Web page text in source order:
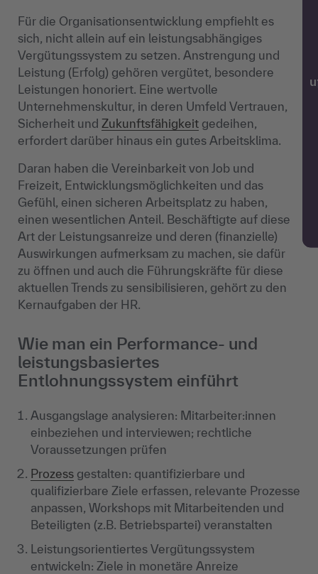
Für die Organisationsentwicklung empfiehlt es
sich, nicht allein auf ein leistungsabhängiges
Vergütungssystem zu setzen. Anstrengung und
Leistung (Erfolg) gehören vergütet, besondere
Leistungen honoriert. Eine wertvolle
Unternehmenskultur, in deren Umfeld Vertrauen,
Sicherheit und Zukunftsfähigkeit gedeihen,
erfordert darüber hinaus ein gutes Arbeitsklima.
Daran haben die Vereinbarkeit von Job und
Freizeit, Entwicklungsmöglichkeiten und das
Gefühl, einen sicheren Arbeitsplatz zu haben,
einen wesentlichen Anteil. Beschäftigte auf diese
Art der Leistungsanreize und deren (finanzielle)
Auswirkungen aufmerksam zu machen, sie dafür
zu öffnen und auch die Führungskräfte für diese
aktuellen Trends zu sensibilisieren, gehört zu den
Kernaufgaben der HR.
Wie man ein Performance- und
leistungsbasiertes
Entlohnungssystem einführt
Ausgangslage analysieren: Mitarbeiter:innen
einbeziehen und interviewen; rechtliche
Voraussetzungen prüfen
Prozess gestalten: quantifizierbare und
qualifizierbare Ziele erfassen, relevante Prozesse
anpassen, Workshops mit Mitarbeitenden und
Beteiligten (z.B. Betriebspartei) veranstalten
Leistungsorientiertes Vergütungssystem
entwickeln: Ziele in monetäre Anreize